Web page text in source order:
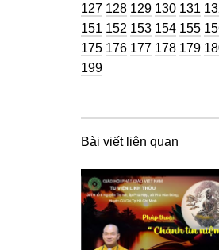
127 Trang
128 Trang
129 Trang
130 Trang
131
151 Trang
152 Trang
153 Trang
154 Trang
155
175 Trang
176 Trang
177 Trang
178 Trang
179
199
Bài viết liên quan